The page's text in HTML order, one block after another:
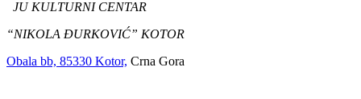
JU KULTURNI CENTAR
“NIKOLA ĐURKOVIĆ” KOTOR
Obala bb, 85330 Kotor, Crna Gora